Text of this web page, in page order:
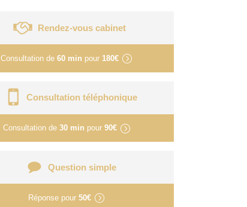
Rendez-vous cabinet
Consultation de60 min pour 180€
Consultation téléphonique
Consultation de 30 min pour 90€
Question simple
Réponse pour50€